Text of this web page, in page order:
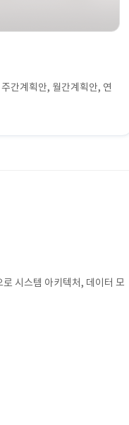
간계획안, 월간계획안, 연
시스템 아키텍처, 데이터 모